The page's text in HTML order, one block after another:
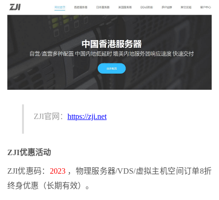
ZJI官网： https://zji.net
ZJI优惠活动
ZJI优惠码： 2023，物理服务器/VDS/虚拟主机空间订单8折
终身优惠（长期有效）。